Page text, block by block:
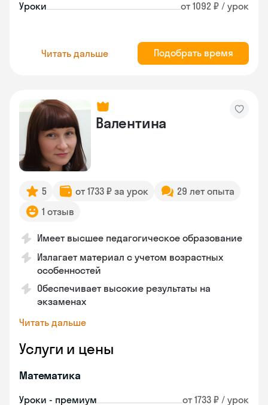
Уроки от 1092 ₽ / урок
Читать дальше Подобрать время
Валентина
5 от 1733 ₽ за урок
29 лет опыта
1 отзыв
Имеет высшее педагогическое образование
Излагает материал с учетом возрастных
особенностей
Обеспечивает высокие результаты на
экзаменах
Читать дальше
Услуги и цены
Математика
Уроки - премиум от 1733 ₽ / урок